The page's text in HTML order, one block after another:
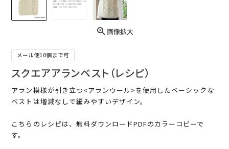
画像拡大
メール便10個まで可
スクエアアランベスト（レシピ）
アラン模様が引き立つ<アランウール>を使用したベーシックな
ベストは増減なしで編みやすいデザイン。
こちらのレシピは、無料ダウンロードPDFのカラーコピーで
す。